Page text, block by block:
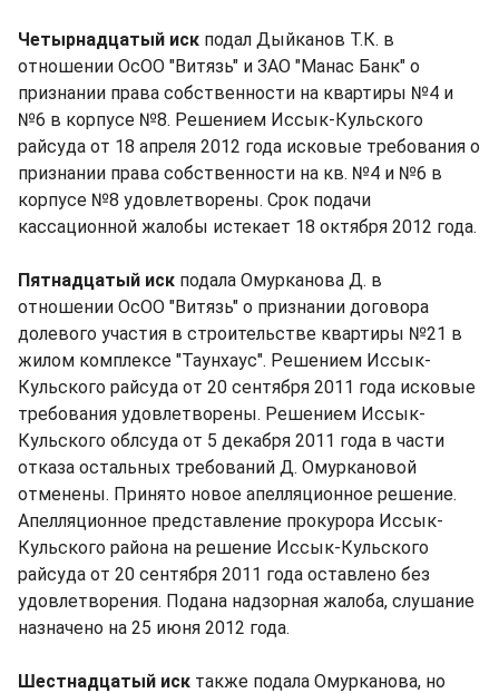
Четырнадцатый иск подал Дыйканов Т.К. в
отношении ОсОО "Витязь" и ЗАО "Манас Банк" о
признании права собственности на квартиры №4 и
№6 в корпусе №8. Решением Иссык-Кульского
райсуда от 18 апреля 2012 года исковые требования о
признании права собственности на кв. №4 и №6 в
корпусе №8 удовлетворены. Срок подачи
кассационной жалобы истекает 18 октября 2012 года.
Пятнадцатый иск подала Омурканова Д. в
отношении ОсОО "Витязь" о признании договора
долевого участия в строительстве квартиры №21 в
жилом комплексе "Таунхаус". Решением Иссык-
Кульского райсуда от 20 сентября 2011 года исковые
требования удовлетворены. Решением Иссык-
Кульского облсуда от 5 декабря 2011 года в части
отказа остальных требований Д. Омуркановой
отменены. Принято новое апелляционное решение.
Апелляционное представление прокурора Иссык-
Кульского района на решение Иссык-Кульского
райсуда от 20 сентября 2011 года оставлено без
удовлетворения. Подана надзорная жалоба, слушание
назначено на 25 июня 2012 года.
Шестнадцатый иск также подала Омурканова, но